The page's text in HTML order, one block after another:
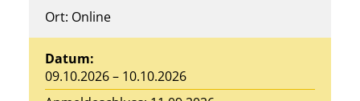
Ort: Online
Datum:
09.10.2026 – 10.10.2026